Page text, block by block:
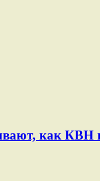
как КВН